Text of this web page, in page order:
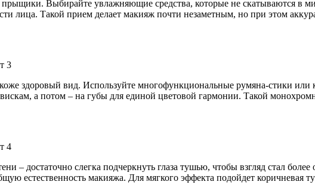
Выбирайте увлажняющие средства, которые не скатываются в
лица. Такой прием делает макияж почти незаметным, но при этом
здоровый вид. Используйте многофункциональные румяна-стики
а потом – на губы для единой цветовой гармонии. Такой
– достаточно слегка подчеркнуть глаза тушью, чтобы взгляд стал
естественность макияжа. Для мягкого эффекта подойдет коричневая